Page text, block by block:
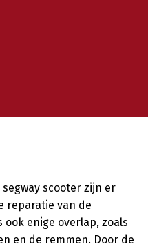
scooter zijn er
reparatie van de
ook enige overlap, zoals
en de remmen. Door de